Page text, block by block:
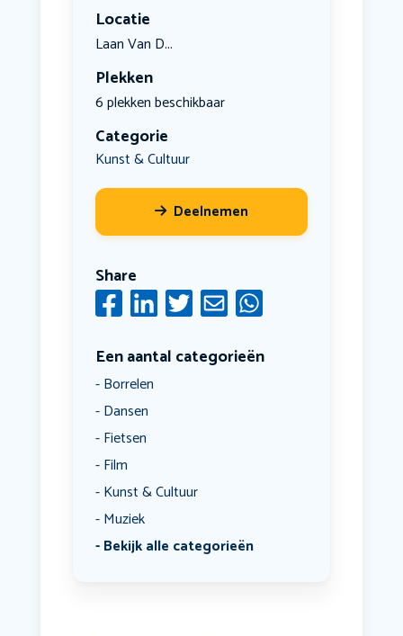
Locatie
Laan Van D...
Plekken
6 plekken beschikbaar
Categorie
Kunst & Cultuur
Deelnemen
Share
Een aantal categorieën
Borrelen
Dansen
Fietsen
Film
Kunst & Cultuur
Muziek
Bekijk alle categorieën